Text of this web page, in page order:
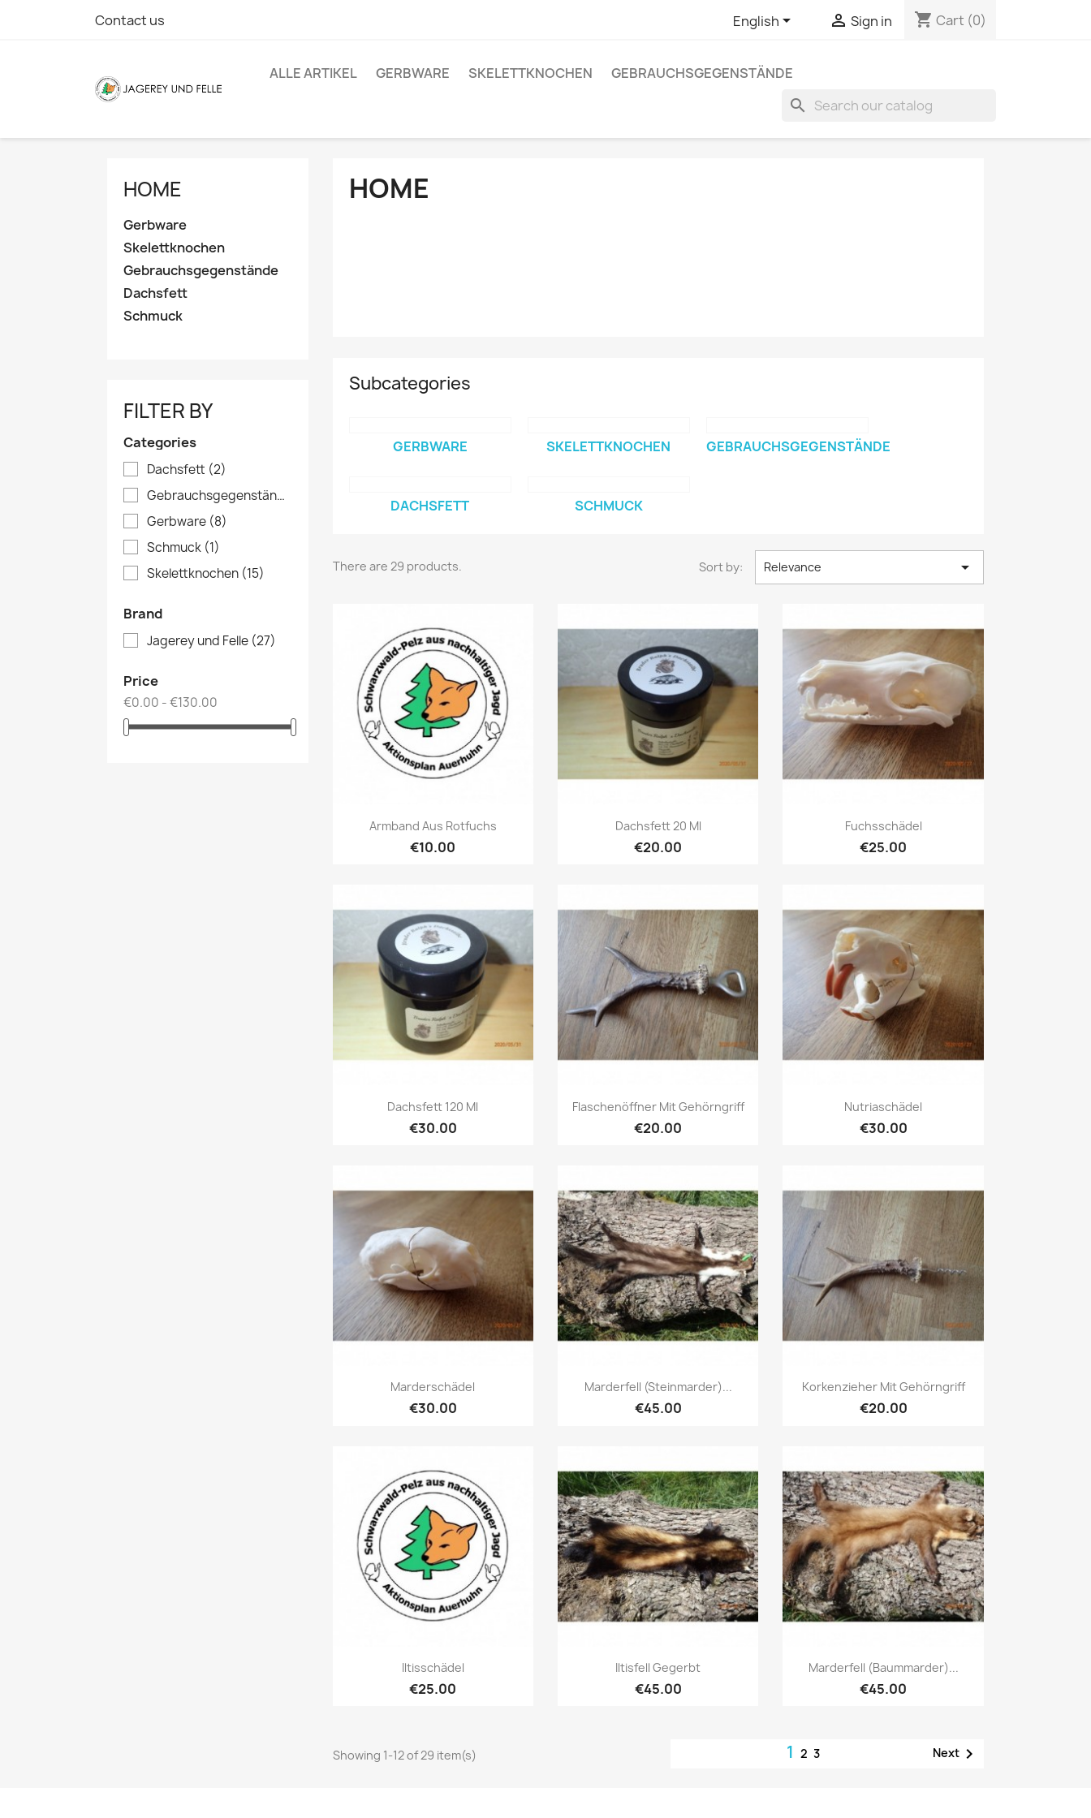
Contact us English  Sign in shopping_cart Cart (0)
ALLE ARTIKEL GERBWARE SKELETTKNOCHEN GEBRAUCHSGEGENSTÄNDE
search
HOME
Gerbware
Skelettknochen
Gebrauchsgegenstände
Dachsfett
Schmuck
FILTER BY
Categories
Dachsfett (2)
Gebrauchsgegenstände
Gerbware (8)
Schmuck (1)
Skelettknochen (15)
Brand
Jagerey und Felle (27)
Price
€0.00 - €130.00
HOME
Subcategories
GERBWARE SKELETTKNOCHEN GEBRAUCHSGEGENSTÄNDE
DACHSFETT SCHMUCK
There are 29 products. Sort by: Relevance 
Quick view
Armband Aus Rotfuchs
€10.00
Quick view
Dachsfett 20 Ml
€20.00
Quick view
Fuchsschädel
€25.00
Quick view
Dachsfett 120 Ml
€30.00
Quick view
Flaschenöffner Mit Gehörngriff
€20.00
Quick view
Nutriaschädel
€30.00
Quick view
Marderschädel
€30.00
Quick view
Marderfell (Steinmarder)...
€45.00
Quick view
Korkenzieher Mit Gehörngriff
€20.00
Quick view
Iltisschädel
€25.00
Quick view
Iltisfell Gegerbt
€45.00
Quick view
Marderfell (Baummarder)...
€45.00
Showing 1-12 of 29 item(s) 1 2 3 Next